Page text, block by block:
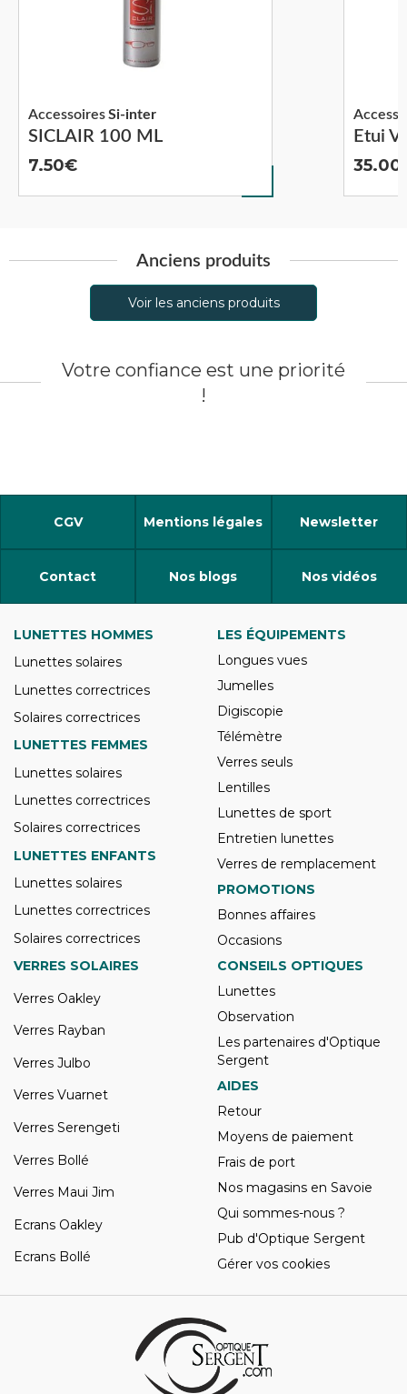
SICLAIR 100 ML
AccessoiresSi-inter
7.50
Etui
35.00
Anciens produits
Voir les anciens produits
Votre confiance est une priorité
!
CGV Mentions légales Newsletter
Contact Nos blogs Nos vidéos
LUNETTES HOMMES
Lunettes solaires
Lunettes correctrices
Solaires correctrices
LUNETTES FEMMES
Lunettes solaires
Lunettes correctrices
Solaires correctrices
LUNETTES ENFANTS
Lunettes solaires
Lunettes correctrices
Solaires correctrices
LES ÉQUIPEMENTS
Longues vues
Jumelles
Digiscopie
Télémètre
Verres seuls
Lentilles
Lunettes de sport
Entretien lunettes
Verres de remplacement
PROMOTIONS
Bonnes affaires
Occasions
VERRES SOLAIRES
Verres Oakley
Verres Rayban
Verres Julbo
Verres Vuarnet
Verres Serengeti
Verres Bollé
Verres Maui Jim
Ecrans Oakley
Ecrans Bollé
CONSEILS OPTIQUES
Lunettes
Observation
Les partenaires d'Optique
Sergent
AIDES
Retour
Moyens de paiement
Frais de port
Nos magasins en Savoie
Qui sommes-nous ?
Pub d'Optique Sergent
Gérer vos cookies